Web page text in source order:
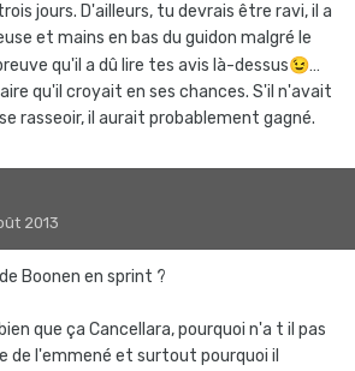
jours. D'ailleurs, tu devrais être ravi, il a
et mains en bas du guidon malgré le
qu'il a dû lire tes avis là-dessus😉…
qu'il croyait en ses chances. S'il n'avait
rasseoir, il aurait probablement gagné.
2013
Boonen en sprint ?
que ça Cancellara, pourquoi n'a t il pas
de l'emmené et surtout pourquoi il